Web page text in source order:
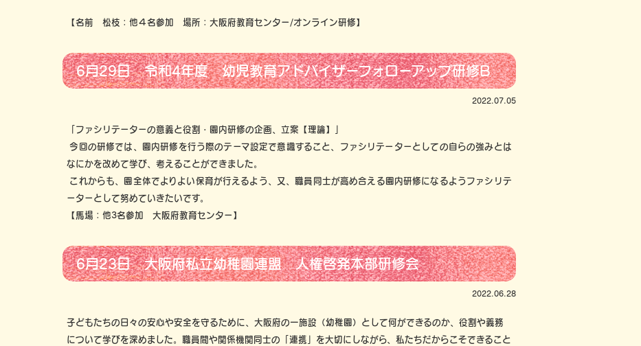
【名前 松枝：他４名参加 場所：大阪府教育センター/オンライン研修】
6月29日 令和4年度 幼児教育アドバイザーフォローアップ研修B
2022.07.05
「ファシリテーターの意義と役割・園内研修の企画、立案【理論】」
今回の研修では、園内研修を行う際のテーマ設定で意識すること、ファシリテーターとしての自らの強みとは
なにかを改めて学び、考えることができました。
これからも、園全体でよりよい保育が行えるよう、又、職員同士が高め合える園内研修になるようファシリテ
ーターとして努めていきたいです。
【馬場：他3名参加 大阪府教育センター】
6月23日 大阪府私立幼稚園連盟 人権啓発本部研修会
2022.06.28
子どもたちの日々の安心や安全を守るために、大阪府の一施設（幼稚園）として何ができるのか、役割や義務
について学びを深めました。職員間や関係機関同士の「連携」を大切にしながら、私たちだからこそできること